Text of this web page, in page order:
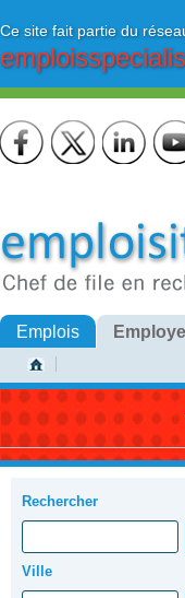
Ce site fait partie du
Emplois
Rechercher
Ville